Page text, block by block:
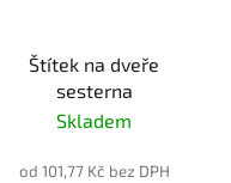
Štítek na dveře
sesterna
Skladem
od 101,77 Kč bez DPH